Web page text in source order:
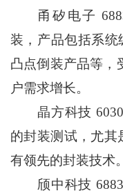
甬矽电子
装，产品包括系统
凸点倒装产品等，
户需求增长。
晶方科技
的封装测试，尤其
有领先的封装技术。
颀中科技